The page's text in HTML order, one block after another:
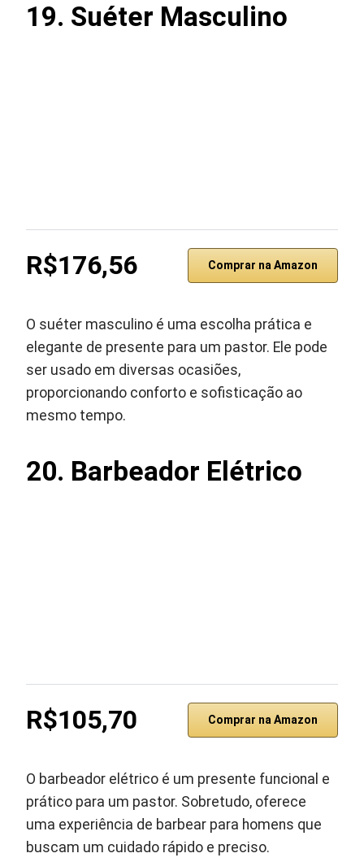
19. Suéter Masculino
R$176,56 Comprar na Amazon
O suéter masculino é uma escolha prática e
elegante de presente para um pastor. Ele pode
ser usado em diversas ocasiões,
proporcionando conforto e sofisticação ao
mesmo tempo.
20. Barbeador Elétrico
R$105,70 Comprar na Amazon
O barbeador elétrico é um presente funcional e
prático para um pastor. Sobretudo, oferece
uma experiência de barbear para homens que
buscam um cuidado rápido e preciso.